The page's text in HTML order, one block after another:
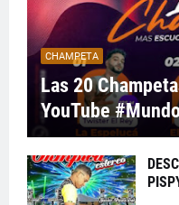
CHAMPETA
Las 20
YouTube